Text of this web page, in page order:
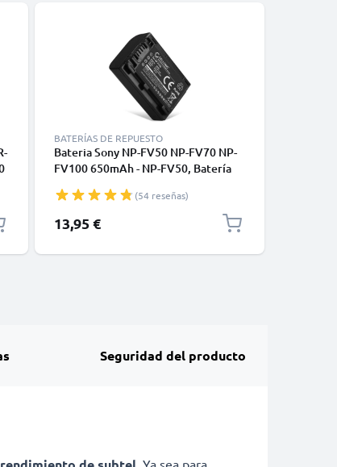
BATERÍAS DE REPUESTO
Bateria Sony NP-FV50 NP-FV70 NP-
FV100 650mAh - NP-FV50, Batería
AX33 AX53 AX100e HDR-PJ810
PJ530e PJ330e PJ260 HDR-CX625
CX190 CX220 CX250 CX280
(54 reseñas)
13,95 €
Seguridad del producto
. Ya sea para